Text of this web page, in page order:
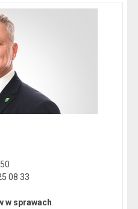
08 33
w sprawach